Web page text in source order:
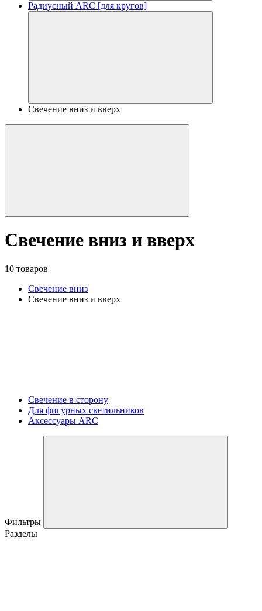
Радиусный ARC [для кругов]
Свечение вниз и вверх
Свечение вниз и вверх
10 товаров
Свечение вниз
Свечение вниз и вверх
Свечение в сторону
Для фигурных светильников
Аксессуары ARC
Фильтры
Разделы